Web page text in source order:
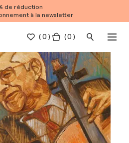
de réduction
à la newsletter
(0 ) ( 0 )